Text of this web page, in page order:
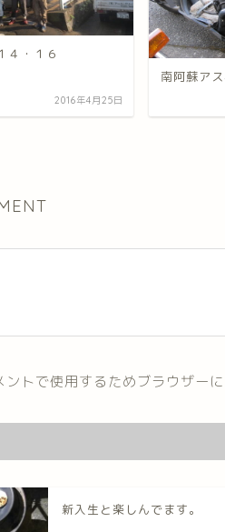
・１６
2016年4月25日
南阿蘇ア
ントで使用するためブラウザー
新入生と楽しんでます。